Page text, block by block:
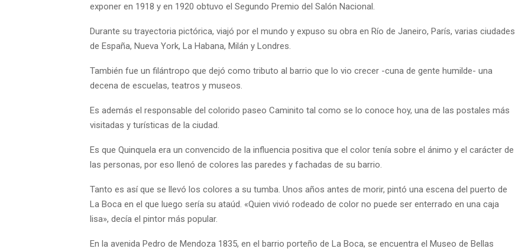
exponer en 1918 y en 1920 obtuvo el Segundo Premio del Salón Nacional.
Durante su trayectoria pictórica, viajó por el mundo y expuso su obra en Río de Janeiro, París, varias ciudades
de España, Nueva York, La Habana, Milán y Londres.
También fue un filántropo que dejó como tributo al barrio que lo vio crecer -cuna de gente humilde- una
decena de escuelas, teatros y museos.
Es además el responsable del colorido paseo Caminito tal como se lo conoce hoy, una de las postales más
visitadas y turísticas de la ciudad.
Es que Quinquela era un convencido de la influencia positiva que el color tenía sobre el ánimo y el carácter de
las personas, por eso llenó de colores las paredes y fachadas de su barrio.
Tanto es así que se llevó los colores a su tumba. Unos años antes de morir, pintó una escena del puerto de
La Boca en el que luego sería su ataúd. «Quien vivió rodeado de color no puede ser enterrado en una caja
lisa», decía el pintor más popular.
En la avenida Pedro de Mendoza 1835, en el barrio porteño de La Boca, se encuentra el Museo de Bellas